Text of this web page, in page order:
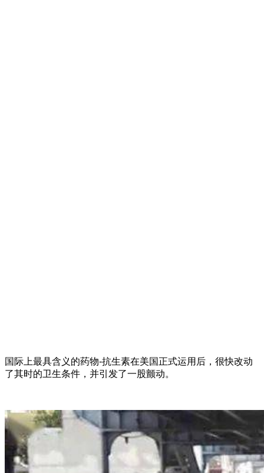
国际上最具含义的药物-抗生素在美国正式运用后，很快改动
了其时的卫生条件，并引发了一股颤动。